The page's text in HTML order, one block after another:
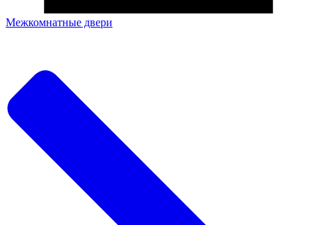
Межкомнатные двери